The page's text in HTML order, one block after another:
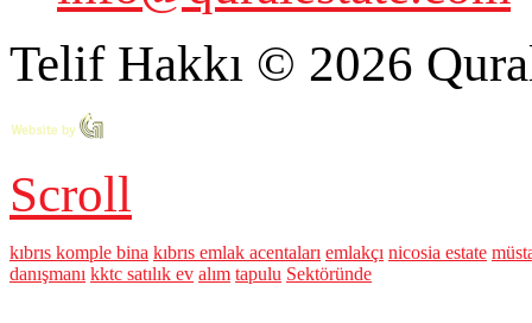
Telif Hakkı © 2026
Scroll
kıbrıs komple bina kıbrıs emlak acentaları emlakçı nicosia estate
danışmanı kktc satılık ev alım tapulu Sektöründe